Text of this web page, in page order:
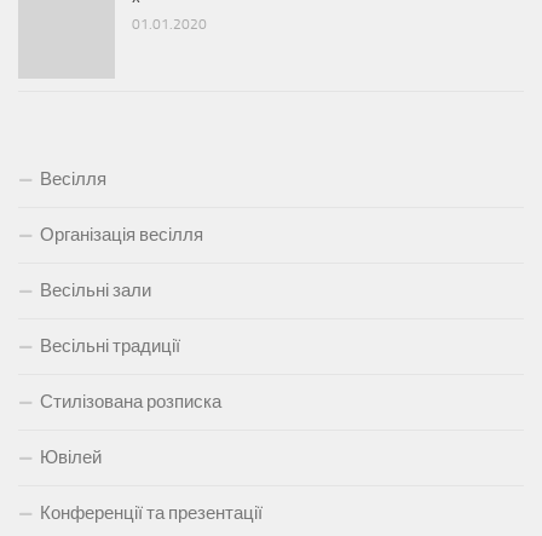
01.01.2020
Весілля
Організація весілля
Весільні зали
Весільні традиції
Стилізована розписка
Ювілей
Конференції та презентації